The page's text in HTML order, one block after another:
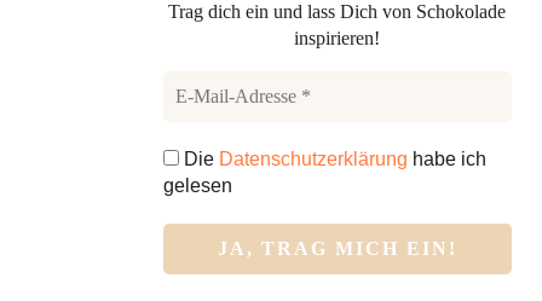
Trag dich ein und lass Dich von Schokolade
inspirieren!
Die Datenschutzerklärung habe ich
gelesen